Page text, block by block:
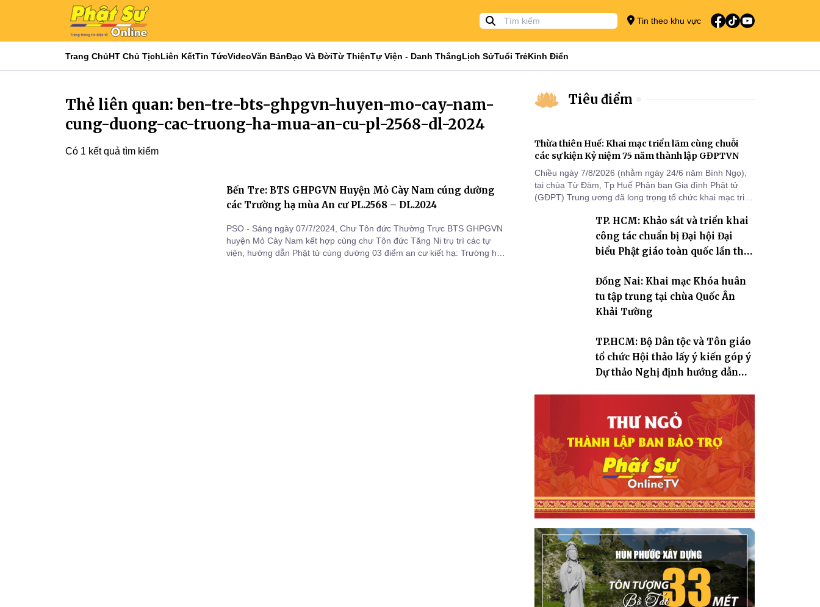
Tin theo khu vực
Trang ChủHT Chủ TịchLiên KếtTin TứcVideoVăn BảnĐạo Và ĐờiTừ ThiệnTự Viện - Danh ThắngLịch SửTuổi TrẻKinh Điển
Thẻ liên quan: ben-tre-bts-ghpgvn-huyen-mo-cay-nam-
cung-duong-cac-truong-ha-mua-an-cu-pl-2568-dl-2024
Có 1 kết quả tìm kiếm
Bến Tre: BTS GHPGVN Huyện Mỏ Cày Nam cúng dường
các Trường hạ mùa An cư PL.2568 – DL.2024
PSO - Sáng ngày 07/7/2024, Chư Tôn đức Thường Trực BTS GHPGVN
huyện Mỏ Cày Nam kết hợp cùng chư Tôn đức Tăng Ni trụ trì các tự
viện, hướng dẫn Phật tử cúng dường 03 điểm an cư kiết hạ: Trường hạ
Tiêu điểm
Thừa thiên Huế: Khai mạc triển lãm cùng chuỗi
các sự kiện Kỷ niệm 75 năm thành lập GĐPTVN
Chiều ngày 7/8/2026 (nhằm ngày 24/6 năm Bính Ngọ),
tại chùa Từ Đàm, Tp Huế Phân ban Gia đình Phật tử
(GĐPT) Trung ương đã long trọng tổ chức khai mạc triển
thành lập GĐPTVN.TP. HCM: Khảo sát và triển khai
công tác chuẩn bị Đại hội Đại
biểu Phật giáo toàn quốc lần thứ
Đồng Nai: Khai mạc Khóa huân
tu tập trung tại chùa Quốc Ân
Khải Tường
TP.HCM: Bộ Dân tộc và Tôn giáo
tổ chức Hội thảo lấy ý kiến góp ý
Dự thảo Nghị định hướng dẫn